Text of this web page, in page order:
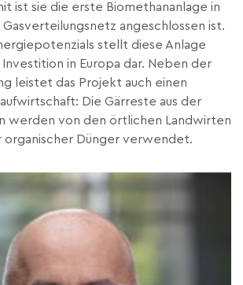
ist sie die erste Biomethananlage in
Gasverteilungsnetz angeschlossen ist.
stellt diese Anlage
in Europa dar. Neben der
leistet das Projekt auch einen
Die Gärreste aus der
werden von den örtlichen Landwirten
organischer Dünger verwendet.